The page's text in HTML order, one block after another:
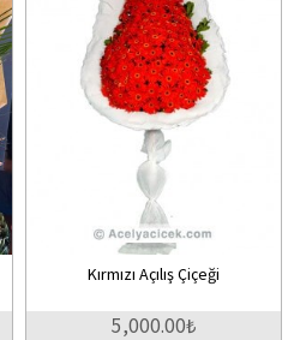
Kırmızı Açılış Çiçeği
5,000.00₺